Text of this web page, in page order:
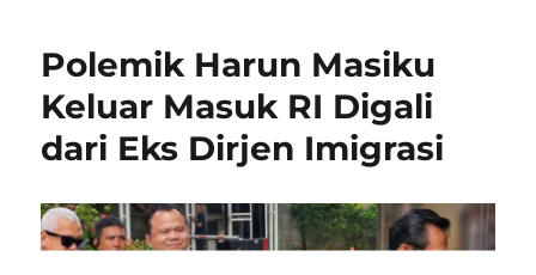
Polemik Harun Masiku
Keluar Masuk RI Digali
dari Eks Dirjen Imigrasi